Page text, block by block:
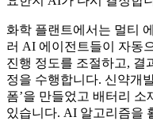
화학 플랜트에서는 멀티
러 AI 에이전트들이 자동
진행 정도를 조절하고, 결
정을 수행합니다. 신약개
폼’을 만들었고 배터리
있습니다. AI 알고리즘을